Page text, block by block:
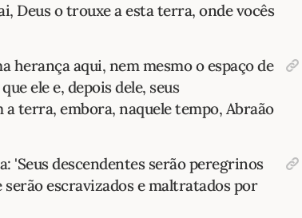
Deus o trouxe a esta terra, onde vocês
herança aqui, nem mesmo o espaço de
ele e, depois dele, seus
terra, embora, naquele tempo, Abraão
'Seus descendentes serão peregrinos
escravizados e maltratados por